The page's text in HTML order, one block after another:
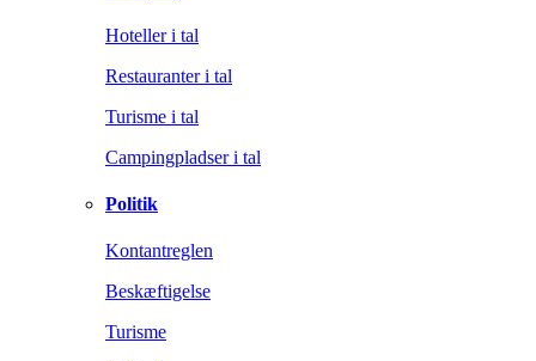
Hoteller i tal
Restauranter i tal
Turisme i tal
Campingpladser i tal
Politik
Kontantreglen
Beskæftigelse
Turisme